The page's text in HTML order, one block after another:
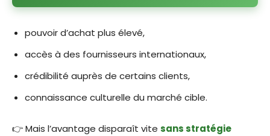
pouvoir d’achat plus élevé,
accès à des fournisseurs internationaux,
crédibilité auprès de certains clients,
connaissance culturelle du marché cible.
👉 Mais l’avantage disparaît vite sans stratégie